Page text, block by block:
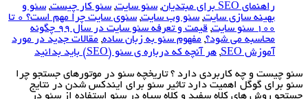
راهنمای SEO برای مبتدیان
, سئو سایت, سئو کار چیست, سئو و
بهینه سازی سایت, سئو وب سایت,
سئوی سایت چرا مهم است؟ 0 تا
100 سئو سایت
,
قیمت و تعرفه سئو سایت در سال 99 چگونه
محاسبه می شود؟, مفهوم سئو به زبان ساده, مقالات جدید در مورد
آموزش SEO
, هر آنچه که درباره ی سئو (SEO) باید بدانید
سئو چیست و چه کاربردی دارد ؟ تاریخچه سئو در موتورهای جستجو چرا
سئو برای گوگل اهمیت دارد تاثیر سئو برای ایندکس شدن در نتایج
جستجو روش های کلاه سفید و کلاه سیاه در سئو استفاده از سئو در